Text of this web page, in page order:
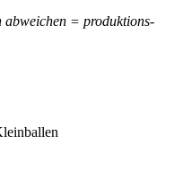
abweichen = produktions-